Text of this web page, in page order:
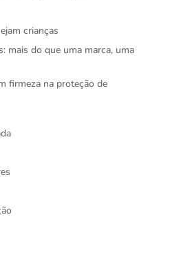
crianças
mais do que uma marca, uma
firmeza na proteção de